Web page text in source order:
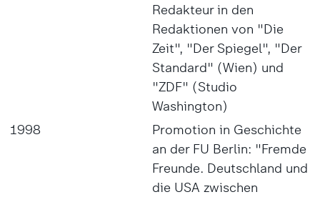
Redakteur in den
Redaktionen von "Die
Zeit", "Der Spiegel", "Der
Standard" (Wien) und
"ZDF" (Studio
Washington)
1998
Promotion in Geschichte
an der FU Berlin: "Fremde
Freunde. Deutschland und
die USA zwischen